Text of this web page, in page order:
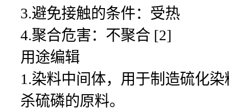
3.避免接触的条件：受热
4.聚合危害：不聚合 [2]
用途编辑
1.染料中间体，用于制造硫化
杀硫磷的原料。